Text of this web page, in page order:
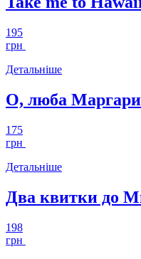
195
грн
Детальніше
О, люба
175
грн
Детальніше
Два квитки до
198
грн